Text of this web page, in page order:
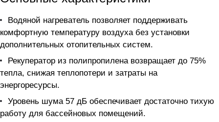
Водяной нагреватель позволяет поддерживать
комфортную температуру воздуха без установки
дополнительных отопительных систем.
Рекуператор из полипропилена возвращает до 75%
тепла, снижая теплопотери и затраты на
энергоресурсы.
Уровень шума 57 дБ обеспечивает достаточно тихую
работу для бассейновых помещений.